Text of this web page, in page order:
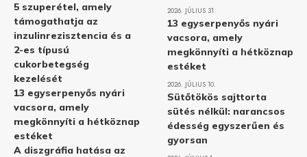
5 szuperétel, amely
támogathatja az
inzulinrezisztencia és a
2-es típusú
cukorbetegség
kezelését
13 egyserpenyős nyári
vacsora, amely
megkönnyíti a hétköznap
estéket
A diszgráfia hatása az
2026. JÚLIUS 31.
13 egyserpenyős nyári
vacsora, amely
megkönnyíti a hétköznap
estéket
2026. JÚLIUS 10.
Sütőtökös sajttorta
sütés nélkül: narancsos
édesség egyszerűen és
gyorsan